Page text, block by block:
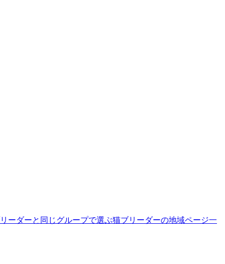
ーダーと同じグループで選ぶ猫ブリーダーの地域ページ一